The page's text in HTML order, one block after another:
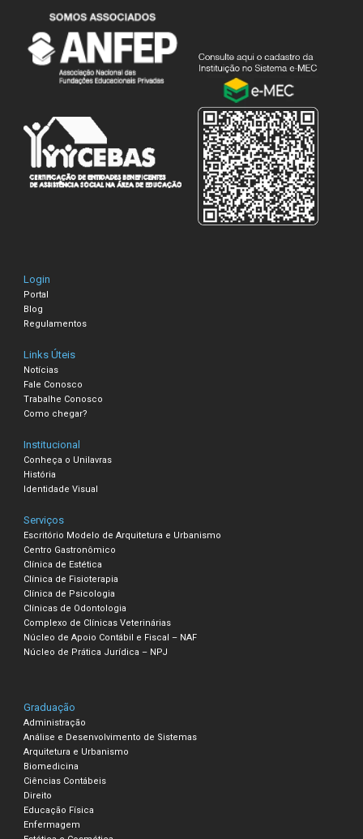
Login
Portal
Blog
Regulamentos
Links Úteis
Notícias
Fale Conosco
Trabalhe Conosco
Como chegar?
Institucional
Conheça o Unilavras
História
Identidade Visual
Serviços
Escritório Modelo de Arquitetura e Urbanismo
Centro Gastronômico
Clínica de Estética
Clínica de Fisioterapia
Clínica de Psicologia
Clínicas de Odontologia
Complexo de Clínicas Veterinárias
Núcleo de Apoio Contábil e Fiscal – NAF
Núcleo de Prática Jurídica – NPJ
Graduação
Administração
Análise e Desenvolvimento de Sistemas
Arquitetura e Urbanismo
Biomedicina
Ciências Contábeis
Direito
Educação Física
Enfermagem